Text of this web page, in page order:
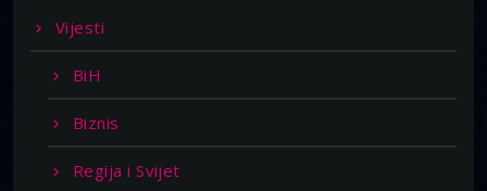
Vijesti
BiH
Biznis
Regija i Svijet